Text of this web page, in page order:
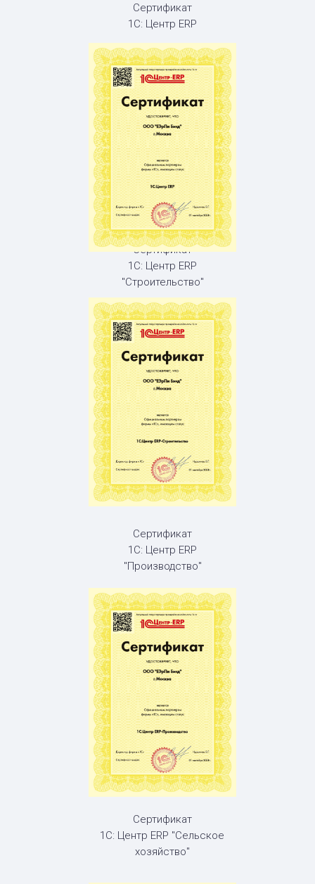
Сертификат
1С: Центр ERP
"Производство"
Сертификат
1С: Центр ERP
Сертификат
1С: Центр ERP
"Строительство"
Сертификат
1С: Центр ERP "Сельское
хозяйство"